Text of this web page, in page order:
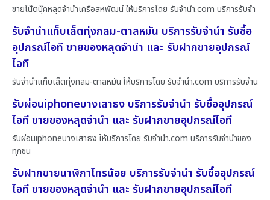
ขายโน๊ตบุ๊คหลุดจำนำเครือสหพัฒน์ ให้บริการโดย รับจํานํา.com บริการรับจำ
รับจำนำแท็บเล็ตทุ่งกลม-ตาลหมัน บริการรับจำนำ รับซื้อ
อุปกรณ์ไอที ขายของหลุดจำนำ และ รับฝากขายอุปกรณ์
ไอที
รับจำนำแท็บเล็ตทุ่งกลม-ตาลหมัน ให้บริการโดย รับจํานํา.com บริการรับจำน
รับผ่อนiphoneบางเสาธง บริการรับจำนำ รับซื้ออุปกรณ์
ไอที ขายของหลุดจำนำ และ รับฝากขายอุปกรณ์ไอที
รับผ่อนiphoneบางเสาธง ให้บริการโดย รับจํานํา.com บริการรับจำนำของ
ทุกชน
รับฝากขายนาฬิกาไทรน้อย บริการรับจำนำ รับซื้ออุปกรณ์
ไอที ขายของหลุดจำนำ และ รับฝากขายอุปกรณ์ไอที